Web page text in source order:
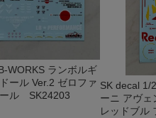
WORKS ランボルギ
ール Ver.2 ゼロファ
ル SK24203
SK decal 1/
ーニ アヴェ
レッドブ